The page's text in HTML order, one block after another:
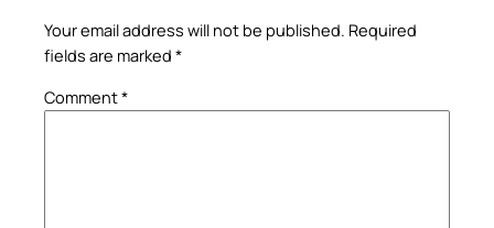
Your email address will not be published. Required
fields are marked *
Comment*